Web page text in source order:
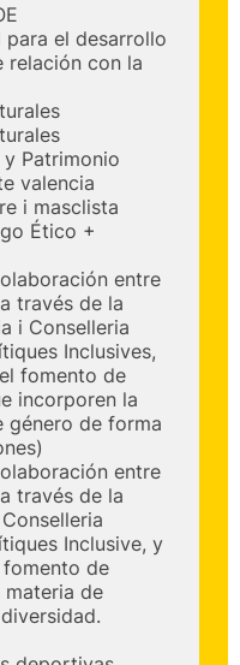
para el desarrollo
relación con la
Patrimonio
valencia
i masclista
Ético +
entre
través de la
i Conselleria
Inclusives,
fomento de
incorporen la
género de forma
entre
través de la
Inclusive, y
fomento de
de